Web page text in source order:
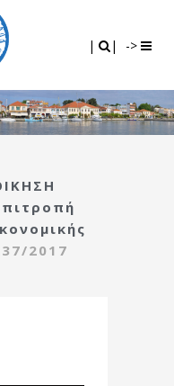
| | ->
2017